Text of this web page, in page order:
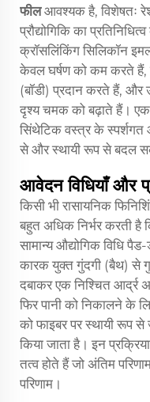
फीलआवश्यक है, विशेषतः
प्रौद्योगिकि का
क्रॉसलिंकिंग सिलिकॉन
केवल घर्षण को कम करते हैं,
(बॉडी) प्रदान करते हैं, और
दृश्य चमक को बढ़ाते हैं।
सिंथेटिक वस्त्र के स्पर्शगत
से और स्थायी रूप से बदल
आवेदन विधियाँ और
किसी भी रासायनिक
बहुत अधिक निर्भर करती
सामान्य औद्योगिक विधि
कारक युक्त गुंदगी (बैथ) से
दबाकर एक निश्चित आर्द्र
फिर पानी को निकालने के
को फाइबर पर स्थायी रूप
किया जाता है। इन
तत्व होते हैं जो अंतिम
परिणाम।